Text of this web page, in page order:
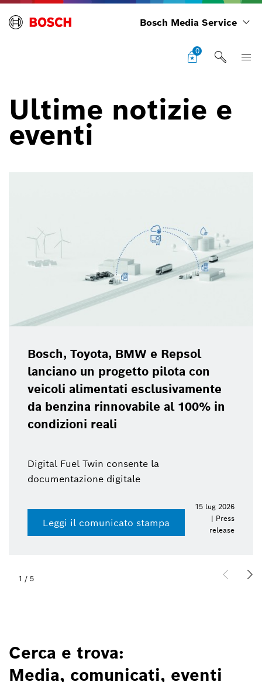
Bosch Media Service
0
Ultime notizie e
eventi
Bosch, Toyota, BMW e Repsol
lanciano un progetto pilota con
veicoli alimentati esclusivamente
da benzina rinnovabile al 100% in
condizioni reali
Digital Fuel Twin consente la
documentazione digitale
Leggi il comunicato stampa
15 lug 2026
| Press
release
1 / 5
Cerca e trova:
Media, comunicati, eventi